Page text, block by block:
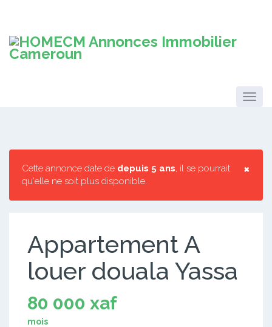
×
Cette annonce date de depuis 5 ans, il se pourrait
qu'elle ne soit plus disponible.
Appartement A
louer douala Yassa
80 000 xaf
mois